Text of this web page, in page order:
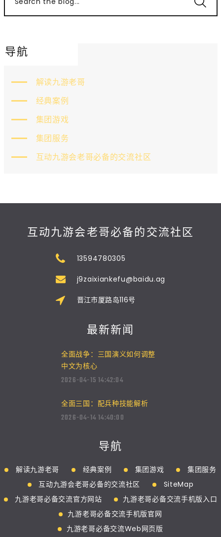
导航
解读九游老哥
经典案例
集团游戏
集团服务
互动九游会老哥必备的交流社区
互动九游会老哥必备的交流社区
13594780305
j9zaixiankefu@baidu.ag
晋江市厦路岛116号
最新新闻
全面战争：三国演义如何调整
中文为核心
2026-04-15 14:42:04
全面三国：配兵种技能解析
2026-04-14 14:40:00
导航
解读九游老哥 经典案例 集团游戏
集团服务
互动九游会老哥必备的交流社区
SiteMap
九游老哥必备交流官方网站
九游老哥必备交流手机版入口
九游老哥必备交流手机版官网
九游老哥必备交流Web网页版